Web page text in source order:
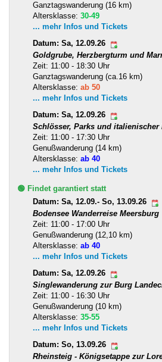
Ganztagswanderung (16 km)
Altersklasse: 30-49
... mehr Infos und Tickets
Datum: Sa, 12.09.26
Goldgrube, Herzbergturm und
Zeit: 11:00 - 18:30 Uhr
Ganztagswanderung (ca.16 km)
Altersklasse: ab 50
... mehr Infos und Tickets
Datum: Sa, 12.09.26
Schlösser, Parks und
Zeit: 11:00 - 17:30 Uhr
Genußwanderung (14 km)
Altersklasse: ab 40
... mehr Infos und Tickets
🟢 Findet garantiert statt
Datum: Sa, 12.09.- So, 13.09.26
Bodensee Wanderreise Meersburg
Zeit: 11:00 - 17:00 Uhr
Genußwanderung (12,10 km)
Altersklasse: ab 40
... mehr Infos und Tickets
Datum: Sa, 12.09.26
Singlewanderung zur Burg
Zeit: 11:00 - 16:30 Uhr
Genußwanderung (10 km)
Altersklasse: 35-55
... mehr Infos und Tickets
Datum: So, 13.09.26
Rheinsteig - Königsetappe zur